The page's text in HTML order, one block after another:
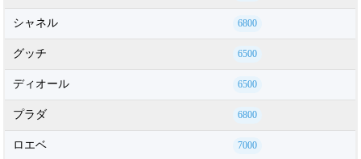
シャネル 6800
グッチ 6500
ディオール 6500
プラダ 6800
ロエベ 7000